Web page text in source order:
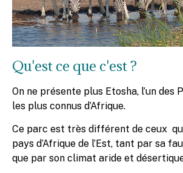
Qu'est ce que c'est ?
On ne présente plus Etosha, l’un des
les plus connus d’Afrique.
Ce parc est très différent de ceux
pays d’Afrique de l’Est, tant par sa
que par son climat aride et